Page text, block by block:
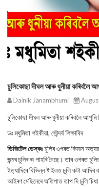
চুলিকোছা দীঘল আৰু ধুনীয়া কৰিবলৈ
Dainik Janambhumi
চুলিকোছা দীঘল আৰু ধুনীয়া কৰিবলৈ আপুনি
ডঃ মধুমিতা শইকীয়া, সৌন্দৰ্য শিক্ষাবিদ
ডিজিটেল ডেস্কঃচুলিৰ ওপৰত কিমান
জন্মৰ চুলিৰ ৰং পাহৰি গৈছে। তাৰ ওপৰত
ইত্যাদিৰে বিভিন্ন ষ্টাইলত চুলি কটা আদিৰ
আইৰণ মেছিনেৰে অতিপাত তাপ দি চুলি